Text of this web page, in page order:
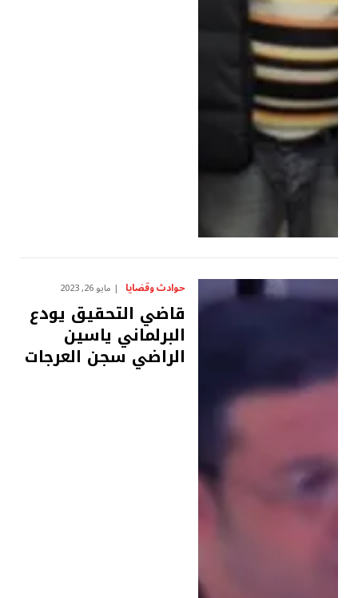
حوادث وقضايا مايو 26, 2023
قاضي التحقيق يودع
البرلماني ياسين
الراضي سجن العرجات